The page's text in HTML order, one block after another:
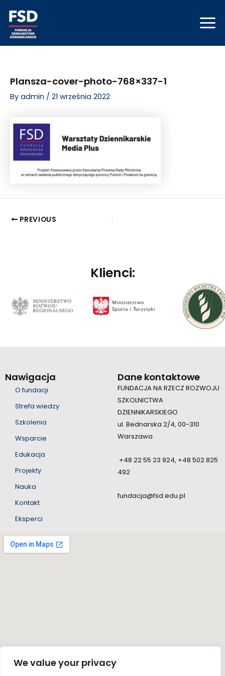
We value your privacy
content
Plansza-cover-photo-768×337-1
By admin / 21 września 2022
navigation
PREVIOUS
Klienci:
Nawigacja
O fundacji
Strefa wiedzy
Szkolenia
Wsparcie
Edukacja
Projekty
Nauka
Kontakt
Eksperci
Dane kontaktowe
FUNDACJA NA RZECZ ROZWOJU
SZKOLNICTWA
DZIENNIKARSKIEGO
ul. Bednarska 2/4, 00-310
Warszawa
+48 22 55 23 924, +48 502 825
492
fundacja@fsd.edu.pl